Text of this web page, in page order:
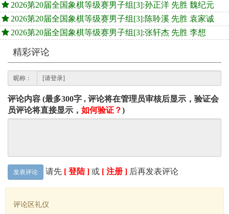
2026第20届全国象棋等级赛男子组[3]:孙正洋 先胜 魏纪元
2026第20届全国象棋等级赛男子组[3]:陈聆溪 先胜 袁家诚
2026第20届全国象棋等级赛男子组[3]:张轩杰 先胜 李想
精彩评论
昵称：
评论内容 (最多300字 , 评论将在管理员审核后显示，验证会
员评论将直接显示， 如何验证？)
发表评论 请先 [ 登陆 ] 或 [ 注册 ] 后再发表评论
评论区礼仪